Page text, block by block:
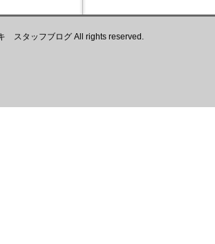
スタッフブログ All rights reserved.